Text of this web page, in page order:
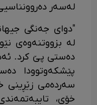
لەسەر
"دوای جەنگی
لە بزووتنەوەی
دەستی پێ کرد.
پێشکەوتوودا
سەردەمی زێڕینی
خۆی،